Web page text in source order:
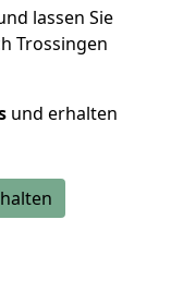
lassen Sie
Trossingen
und erhalten